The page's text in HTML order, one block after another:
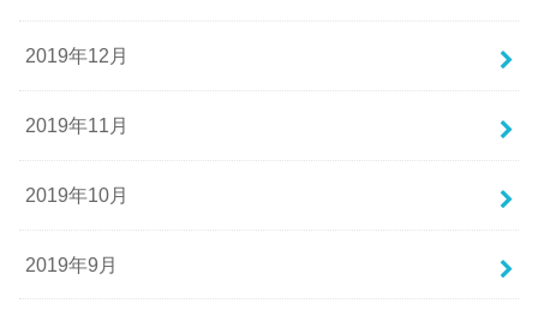
2019年12月
2019年11月
2019年10月
2019年9月